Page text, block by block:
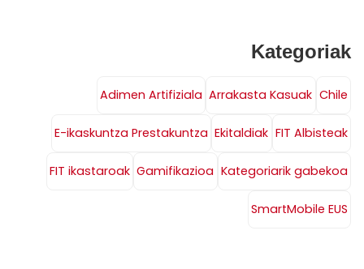
Kategoriak
Adimen Artifiziala Arrakasta Kasuak Chile
E-ikaskuntza Prestakuntza Ekitaldiak FIT Albisteak
FIT ikastaroak Gamifikazioa Kategoriarik gabekoa
SmartMobile EUS